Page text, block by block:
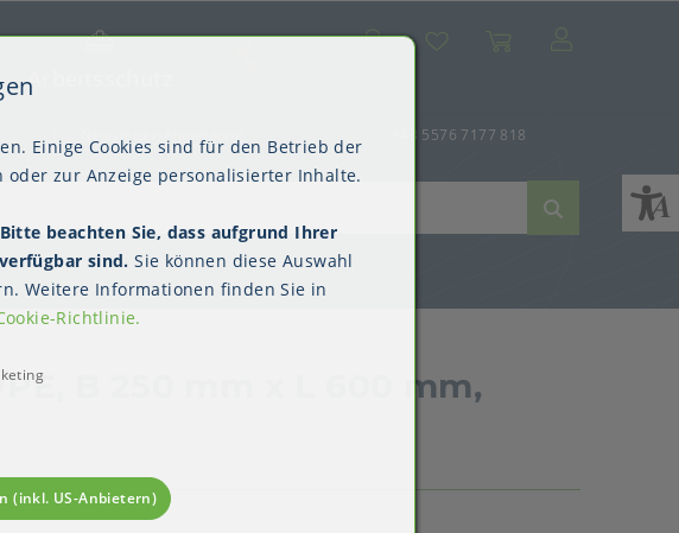
Hygiene & Reinigung
Waschraumhygiene Kimberly-Clark™
Versandverpackungen
Arbeitsschutz
Schutzkleidung Überschuhe
SucheWunschliste
+43 5576 7177 818
B 250 mm x L 600 mm,
Einige Cookies sind für den Betrieb der
zur Anzeige personalisierter Inhalte.
Bitte beachten Sie, dass aufgrund Ihrer
sind. Sie können diese Auswahl
Weitere Informationen finden Sie in
Richtlinie.
(inkl. US-Anbietern)